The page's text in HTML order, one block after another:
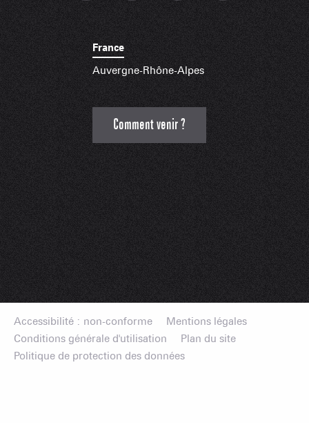
France
Auvergne-Rhône-Alpes
Comment venir ?
Accessibilité : non-conforme
Mentions légales
Conditions générale d'utilisation
Plan du site
Politique de protection des données